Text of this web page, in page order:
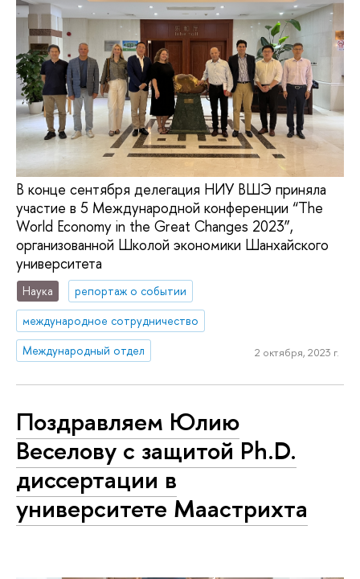
В конце сентября делегация НИУ ВШЭ приняла
участие в 5 Международной конференции “The
World Economy in the Great Changes 2023”,
организованной Школой экономики Шанхайского
университета
Наука
репортаж о событии
международное сотрудничество
Международный отдел
2 октября, 2023 г.
Поздравляем Юлию
Веселову с защитой Ph.D.
диссертации в
университете Маастрихта